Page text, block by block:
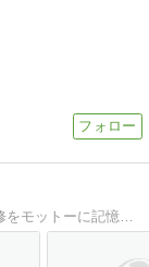
研修報告＆話題を週1回更新実践に役立つ研修をモットーに記憶に残る事例が好評。大手から中堅まで幅広く担当。